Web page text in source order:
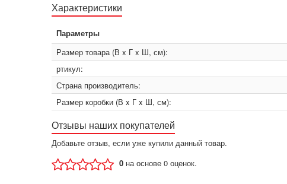
Характеристики
Параметры
Размер товара (В x Г x Ш, см):
ртикул:
Страна производитель:
Размер коробки (В x Г x Ш, см):
Отзывы наших покупателей
Добавьте отзыв, если уже купили данный товар.
0 на основе 0 оценок.